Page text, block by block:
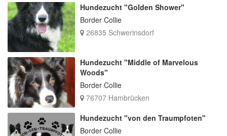
Hundezucht "Golden Shower"
Border Collie
26835 Schwerinsdorf
Hundezucht "Middle of Marvelous
Woods"
Border Collie
76707 Hambrücken
Hundezucht "von den Traumpfoten"
Border Collie